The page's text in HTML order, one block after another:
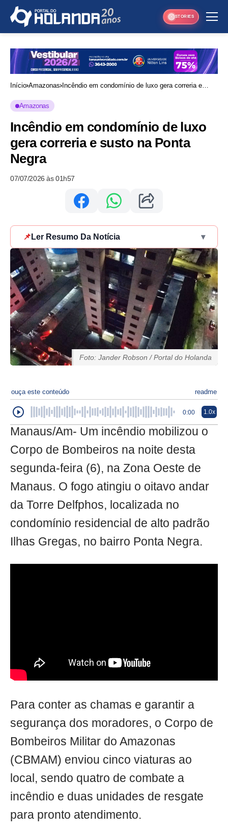
STORIES
Início Amazonas Incêndio em condomínio de luxo gera correria e
Amazonas
Incêndio em condomínio de luxo
gera correria e susto na Ponta
Negra
07/07/2026 às 01h57
📌 Ler Resumo Da Notícia ▾
Foto: Jander Robson / Portal do Holanda
ouça este conteúdo readme
0:00 1.0x
Manaus/Am- Um incêndio mobilizou o
Corpo de Bombeiros na noite desta
segunda-feira (6), na Zona Oeste de
Manaus. O fogo atingiu o oitavo andar
da Torre Delfphos, localizada no
condomínio residencial de alto padrão
Ilhas Gregas, no bairro Ponta Negra.
Para conter as chamas e garantir a
segurança dos moradores, o Corpo de
Bombeiros Militar do Amazonas
(CBMAM) enviou cinco viaturas ao
local, sendo quatro de combate a
incêndio e duas unidades de resgate
para pronto atendimento.